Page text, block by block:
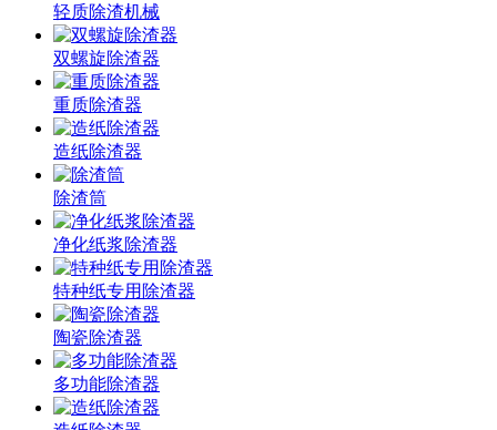
轻质除渣机械
双螺旋除渣器
重质除渣器
造纸除渣器
除渣筒
净化纸浆除渣器
特种纸专用除渣器
陶瓷除渣器
多功能除渣器